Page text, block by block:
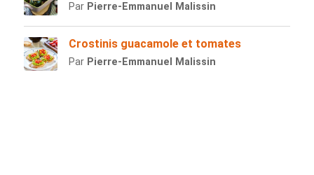
Par Pierre-Emmanuel Malissin
Crostinis guacamole et tomates
Par Pierre-Emmanuel Malissin